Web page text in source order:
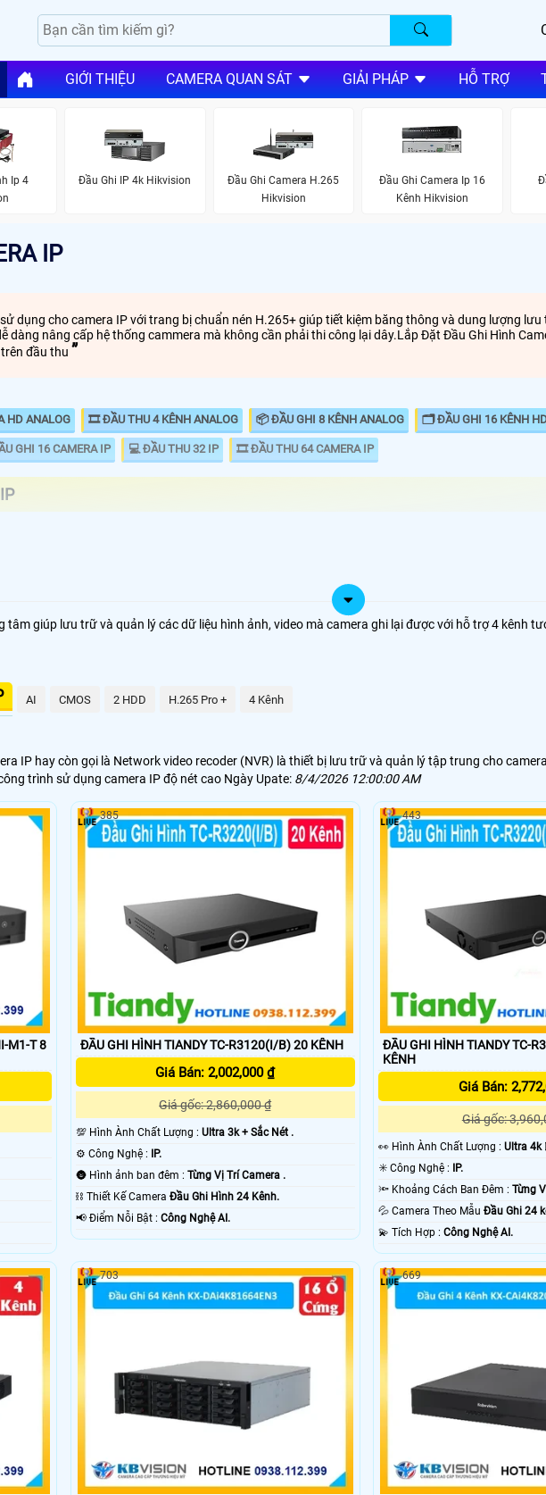
GIỚI THIỆU CAMERA QUAN SÁT GIẢI PHÁP HỖ TRỢ
Ip 4
Đầu Ghi IP 4k Hikvision
Đầu Ghi Camera H.265
Hikvision
Đầu Ghi Camera Ip 16
Kênh Hikvision
IP
dụng cho camera IP với trang bị chuẩn nén H.265+ giúp tiết kiệm băng thông và dung lượng
dàng nâng cấp hệ thống cammera mà không cần phải thi công lại dây.Lắp Đặt Đầu Ghi Hình
đầu thu
HD ANALOG 🎞 ĐẦU THU 4 KÊNH ANALOG 📦 ĐẦU GHI 8 KÊNH ANALOG 🗂 ĐẦU GHI 16 KÊNH
GHI 16 CAMERA IP 💻 ĐẦU THU 32 IP 🎞 ĐẦU THU 64 CAMERA IP
1.500.000 VNĐKX-A4K8114N2
1.500,000 VNĐDS 7104NI Q14PM
các loại
tâm giúp lưu trữ và quản lý các dữ liệu hình ảnh, video mà camera ghi lại được với hỗ trợ 4 kênh
AI CMOS 2 HDD H.265 Pro + 4 Kênh
IP hay còn gọi là Network video recoder (NVR) là thiết bị lưu trữ và quản lý tập trung cho
trình sử dụng camera IP độ nét cao Ngày Upate: 8/4/2026 12:00:00 AM
M1-T 8
ĐẦU GHI HÌNH TIANDY TC-R3120(I/B) 20 KÊNH
Giá Bán: 2,002,000 ₫
Giá gốc: 2,860,000 ₫
💯 Hình Ành Chất Lượng : Ultra 3k + Sắc Nét .
⚙ Công Nghệ :
IP.
🌚 Hình ảnh ban đêm : Từng Vị Trí Camera .
⛓ Thiết Kế Camera Đầu Ghi Hình 24 Kênh.
️📢 Điểm Nỗi Bật : Công Nghệ AI.
385
ĐẦU GHI HÌNH TIANDY TC-
KÊNH
Giá Bán:
Giá gốc:
️👀 Hình Ành Chất Lượng :Ultra 4k
✳️ Công Nghệ :
IP.
🔦 Khoảng Cách Ban Đêm :Từng
💦 Camera Theo MẫuĐầu Ghi 24
️💫 Tích Hợp :Công Nghệ AI.
443
703 669